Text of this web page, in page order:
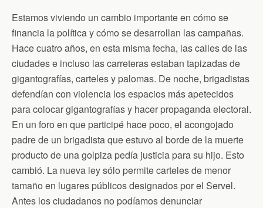
Estamos viviendo un cambio importante en cómo se
financia la política y cómo se desarrollan las campañas.
Hace cuatro años, en esta misma fecha, las calles de las
ciudades e incluso las carreteras estaban tapizadas de
gigantografías, carteles y palomas. De noche, brigadistas
defendían con violencia los espacios más apetecidos
para colocar gigantografías y hacer propaganda electoral.
En un foro en que participé hace poco, el acongojado
padre de un brigadista que estuvo al borde de la muerte
producto de una golpiza pedía justicia para su hijo. Esto
cambió. La nueva ley sólo permite carteles de menor
tamaño en lugares públicos designados por el Servel.
Antes los ciudadanos no podíamos denunciar